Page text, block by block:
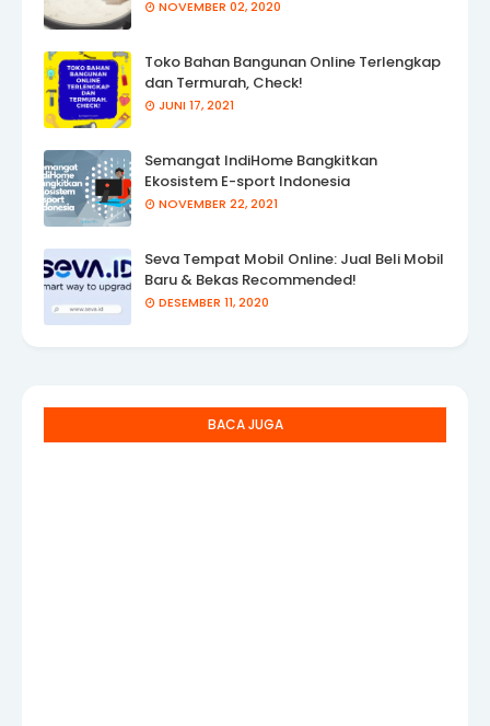
NOVEMBER 02, 2020
Toko Bahan Bangunan Online Terlengkap
dan Termurah, Check!
JUNI 17, 2021
Semangat IndiHome Bangkitkan
Ekosistem E-sport Indonesia
NOVEMBER 22, 2021
Seva Tempat Mobil Online: Jual Beli Mobil
Baru & Bekas Recommended!
DESEMBER 11, 2020
BACA JUGA